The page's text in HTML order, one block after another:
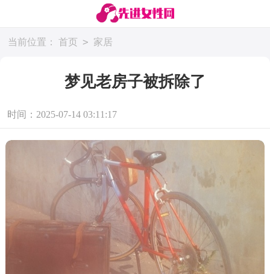
当前位置： 首页 > 家居
梦见老房子被拆除了
时间：2025-07-14 03:11:17